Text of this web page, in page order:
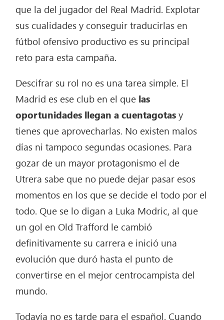
que la del jugador del Real Madrid. Explotar
sus cualidades y conseguir traducirlas en
fútbol ofensivo productivo es su principal
reto para esta campaña.
Descifrar su rol no es una tarea simple. El
Madrid es ese club en el que las
oportunidades llegan a cuentagotasy
tienes que aprovecharlas. No existen malos
días ni tampoco segundas ocasiones. Para
gozar de un mayor protagonismo el de
Utrera sabe que no puede dejar pasar esos
momentos en los que se decide el todo por el
todo. Que se lo digan a Luka Modric, al que
un gol en Old Trafford le cambió
definitivamente su carrera e inició una
evolución que duró hasta el punto de
convertirse en el mejor centrocampista del
mundo.
Todavía no es tarde para el español. Cuando